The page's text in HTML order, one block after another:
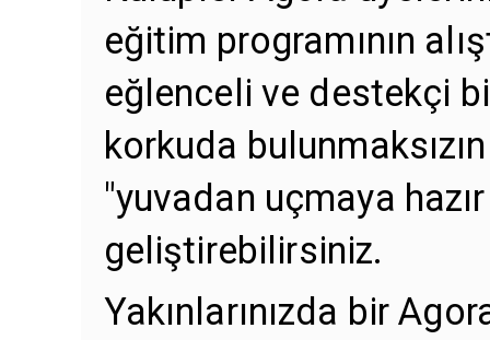
eğitim programının
eğlenceli ve destekçi
korkuda
"yuvadan uçmaya
geliştirebilirsiniz.
Yakınlarınızda bir